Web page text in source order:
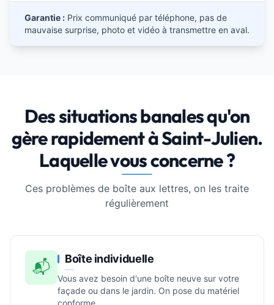
Garantie : Prix communiqué par téléphone, pas de
mauvaise surprise, photo et vidéo à transmettre en aval.
Des situations banales qu'on
gère rapidement à Saint-Julien.
Laquelle vous concerne ?
Ces problèmes de boîte aux lettres, on les traite
régulièrement
📬 Boîte individuelle
Vous avez besoin d'une boîte neuve sur votre
façade ou dans le jardin. On pose du matériel
conforme.